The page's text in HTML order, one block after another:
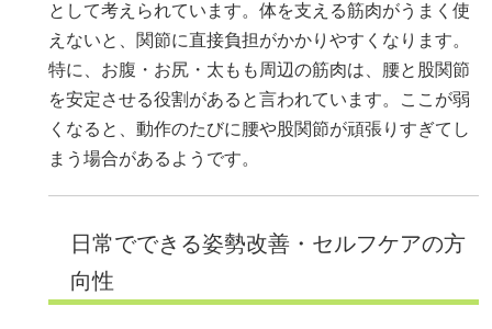
として考えられています。体を支える筋肉がうまく使
えないと、関節に直接負担がかかりやすくなります。
特に、お腹・お尻・太もも周辺の筋肉は、腰と股関節
を安定させる役割があると言われています。ここが弱
くなると、動作のたびに腰や股関節が頑張りすぎてし
まう場合があるようです。
日常でできる姿勢改善・セルフケアの方
向性